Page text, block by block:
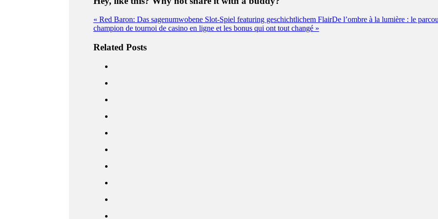
« Red Baron: Das sagenumwobene Slot-Spiel featuring geschichtlichem FlairDe l’ombre à la lumière : le
champion de tournoi de casino en ligne et les bonus qui ont tout changé »
Related Posts